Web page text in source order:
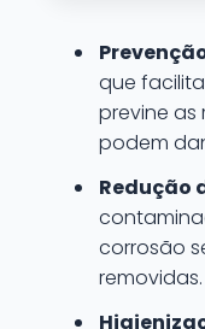
que
previne
podem
Redução
corrosão
removidas.